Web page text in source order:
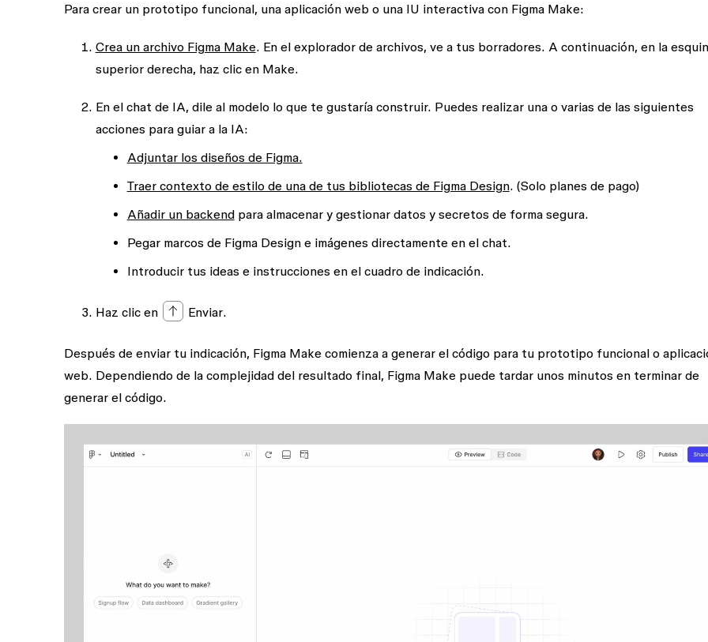
Para crear un prototipo funcional, una aplicación web o una IU interactiva con Figma Make:
Crea un archivo Figma Make. En el explorador de archivos, ve a tus borradores. A continuación, en la
superior derecha, haz clic en Make.
En el chat de IA, dile al modelo lo que te gustaría construir. Puedes realizar una o varias de las siguientes
acciones para guiar a la IA:
Adjuntar los diseños de Figma.
Traer contexto de estilo de una de tus bibliotecas de Figma Design. (Solo planes de pago)
Añadir un backendpara almacenar y gestionar datos y secretos de forma segura.
Pegar marcos de Figma Design e imágenes directamente en el chat.
Introducir tus ideas e instrucciones en el cuadro de indicación.
Haz clic en Enviar.
Después de enviar tu indicación, Figma Make comienza a generar el código para tu prototipo funcional o
web. Dependiendo de la complejidad del resultado final, Figma Make puede tardar unos minutos en terminar de
generar el código.